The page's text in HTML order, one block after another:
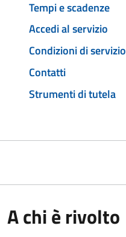
Tempi e scadenze
Accedi al servizio
Condizioni di servizio
Contatti
Strumenti di tutela
A chi è rivolto